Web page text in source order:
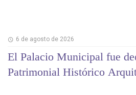
6 de agosto de 2026
El Palacio Municipal fue
Patrimonial Histórico